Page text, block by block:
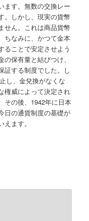
ます。無数の交換レー
。しかし、現実の貨幣
せん。これは商品貨幣
ちなみに、かつて金本
ることで安定させよう
保有量と結びつけ、
証する制度でした。し
し、金兌換がなくな
権威によって決定され
その後、1942年に日本
日の通貨制度の基礎が
ます。